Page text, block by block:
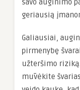
savo auginimo
geriausią
Galiausiai,
pirmenybę
užteršimo
mūvėkite